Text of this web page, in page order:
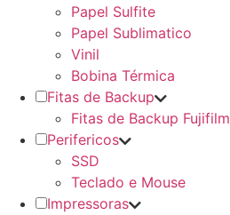
Papel Sulfite
Papel Sublimatico
Vinil
Bobina Térmica
Fitas de Backup
Fitas de Backup Fujifilm
Perifericos
SSD
Teclado e Mouse
Impressoras